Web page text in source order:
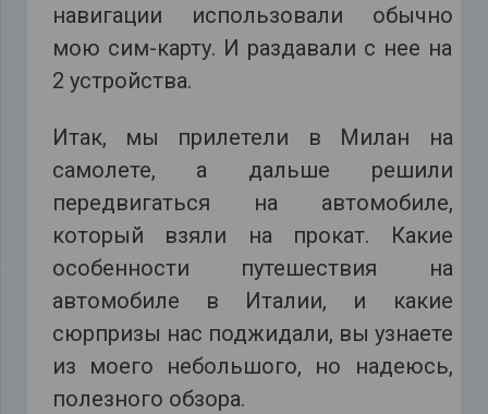
навигации использовали обычно
мою сим-карту. И раздавали с нее на
2 устройства.
Итак, мы прилетели в Милан на
самолете, а дальше решили
передвигаться на автомобиле,
который взяли на прокат. Какие
особенности путешествия на
автомобиле в Италии, и какие
сюрпризы нас поджидали, вы узнаете
из моего небольшого, но надеюсь,
полезного обзора.